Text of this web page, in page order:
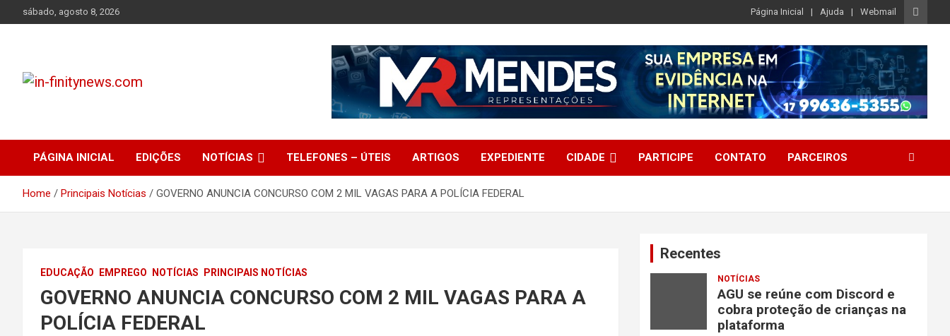
to
sábado, agosto 8, 2026 Página Inicial Ajuda Webmail
PÁGINA INICIAL EDIÇÕES NOTÍCIAS TELEFONES – ÚTEIS ARTIGOS EXPEDIENTE CIDADE PARTICIPE CONTATO PARCEIROS
Home Principais Notícias GOVERNO ANUNCIA CONCURSO COM 2 MIL VAGAS PARA A POLÍCIA FEDERAL
EDUCAÇÃO EMPREGO NOTÍCIAS PRINCIPAIS NOTÍCIAS
GOVERNO ANUNCIA CONCURSO COM 2 MIL VAGAS PARA A
POLÍCIA FEDERAL
Recentes
NOTÍCIAS
AGU se reúne com Discord e
cobra proteção de crianças na
plataforma